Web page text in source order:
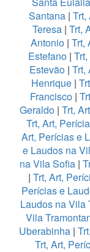
Santana | Trt,
Teresa | Trt,
Antonio| Trt,
Estefano|
Estevão | Trt,
Henrique|
Francisco |
Geraldo | Trt,
Trt, Art,
Art, Perícias e
e Laudos na
na Vila Sofia|
| Trt, Art,
Perícias e
Laudos na Vila
Vila
Uberabinha|
Trt, Art,